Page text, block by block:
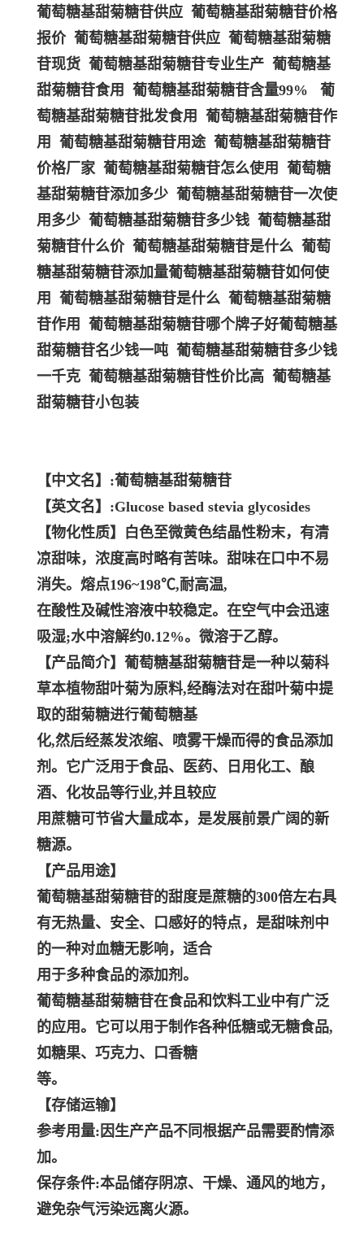
葡萄糖基甜菊糖苷供应 葡萄糖基甜菊糖苷价格
报价 葡萄糖基甜菊糖苷供应 葡萄糖基甜菊糖
苷现货 葡萄糖基甜菊糖苷专业生产 葡萄糖基
甜菊糖苷食用 葡萄糖基甜菊糖苷含量99% 葡
萄糖基甜菊糖苷批发食用 葡萄糖基甜菊糖苷作
用 葡萄糖基甜菊糖苷用途 葡萄糖基甜菊糖苷
价格厂家 葡萄糖基甜菊糖苷怎么使用 葡萄糖
基甜菊糖苷添加多少 葡萄糖基甜菊糖苷一次使
用多少 葡萄糖基甜菊糖苷多少钱 葡萄糖基甜
菊糖苷什么价 葡萄糖基甜菊糖苷是什么 葡萄
糖基甜菊糖苷添加量葡萄糖基甜菊糖苷如何使
用 葡萄糖基甜菊糖苷是什么 葡萄糖基甜菊糖
苷作用 葡萄糖基甜菊糖苷哪个牌子好葡萄糖基
甜菊糖苷名少钱一吨 葡萄糖基甜菊糖苷多少钱
一千克 葡萄糖基甜菊糖苷性价比高 葡萄糖基
甜菊糖苷小包装
【中文名】:葡萄糖基甜菊糖苷
【英文名】:Glucose based stevia glycosides
【物化性质】白色至微黄色结晶性粉末，有清
凉甜味，浓度高时略有苦味。甜味在口中不易
消失。熔点196~198℃,耐高温,
在酸性及碱性溶液中较稳定。在空气中会迅速
吸湿;水中溶解约0.12%。微溶于乙醇。
【产品简介】葡萄糖基甜菊糖苷是一种以菊科
草本植物甜叶菊为原料,经酶法对在甜叶菊中提
取的甜菊糖进行葡萄糖基
化,然后经蒸发浓缩、喷雾干燥而得的食品添加
剂。它广泛用于食品、医药、日用化工、酿
酒、化妆品等行业,并且较应
用蔗糖可节省大量成本，是发展前景广阔的新
糖源。
【产品用途】
葡萄糖基甜菊糖苷的甜度是蔗糖的300倍左右具
有无热量、安全、口感好的特点，是甜味剂中
的一种对血糖无影响，适合
用于多种食品的添加剂。
葡萄糖基甜菊糖苷在食品和饮料工业中有广泛
的应用。它可以用于制作各种低糖或无糖食品,
如糖果、巧克力、口香糖
等。
【存储运输】
参考用量:因生产产品不同根据产品需要酌情添
加。
保存条件:本品储存阴凉、干燥、通风的地方，
避免杂气污染远离火源。